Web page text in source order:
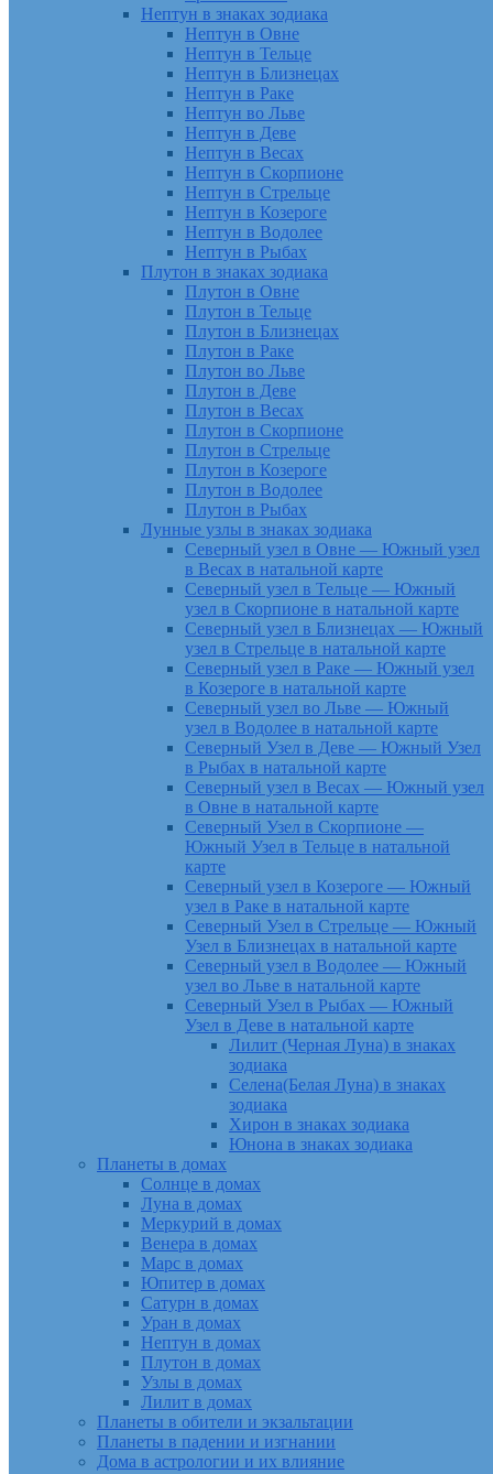
Нептун в знаках зодиака
Нептун в Овне
Нептун в Тельце
Нептун в Близнецах
Нептун в Раке
Нептун во Льве
Нептун в Деве
Нептун в Весах
Нептун в Скорпионе
Нептун в Стрельце
Нептун в Козероге
Нептун в Водолее
Нептун в Рыбах
Плутон в знаках зодиака
Плутон в Овне
Плутон в Тельце
Плутон в Близнецах
Плутон в Раке
Плутон во Льве
Плутон в Деве
Плутон в Весах
Плутон в Скорпионе
Плутон в Стрельце
Плутон в Козероге
Плутон в Водолее
Плутон в Рыбах
Лунные узлы в знаках зодиака
Северный узел в Овне — Южный узел
в Весах в натальной карте
Северный узел в Тельце — Южный
узел в Скорпионе в натальной карте
Северный узел в Близнецах — Южный
узел в Стрельце в натальной карте
Северный узел в Раке — Южный узел
в Козероге в натальной карте
Северный узел во Льве — Южный
узел в Водолее в натальной карте
Северный Узел в Деве — Южный Узел
в Рыбах в натальной карте
Северный узел в Весах — Южный узел
в Овне в натальной карте
Северный Узел в Скорпионе —
Южный Узел в Тельце в натальной
карте
Северный узел в Козероге — Южный
узел в Раке в натальной карте
Северный Узел в Стрельце — Южный
Узел в Близнецах в натальной карте
Северный узел в Водолее — Южный
узел во Льве в натальной карте
Северный Узел в Рыбах — Южный
Узел в Деве в натальной карте
Лилит (Черная Луна) в знаках
зодиака
Селена(Белая Луна) в знаках
зодиака
Хирон в знаках зодиака
Юнона в знаках зодиака
Планеты в домах
Солнце в домах
Луна в домах
Меркурий в домах
Венера в домах
Марс в домах
Юпитер в домах
Сатурн в домах
Уран в домах
Нептун в домах
Плутон в домах
Узлы в домах
Лилит в домах
Планеты в обители и экзальтации
Планеты в падении и изгнании
Дома в астрологии и их влияние